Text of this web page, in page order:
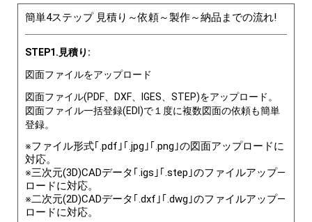
簡単4ステップ 見積り～依頼～製作～納品までの流れ!
STEP1.見積り:
図面ファイルをアップロード
図面ファイル(PDF、DXF、IGES、STEP)をアップロード。
図面ファイル一括登録(EDI)で１度に複数図面の依頼も簡単
登録。
※ファイル形式｢.pdf｣｢.jpg｣｢.png｣の図面アップロードに
対応。
※三次元(3D)CADデータ｢.igs｣｢.step｣のファイルアップ―
ロードに対応。
※二次元(2D)CADデータ｢.dxf｣｢.dwg｣のファイルアップ―
ロードに対応。